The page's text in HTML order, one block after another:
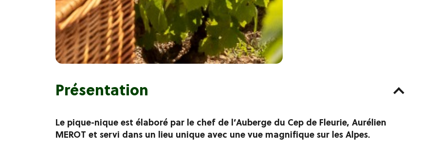
Présentation
Le pique-nique est élaboré par le chef de l’Auberge du Cep de Fleurie, Aurélien
MEROT et servi dans un lieu unique avec une vue magnifique sur les Alpes.